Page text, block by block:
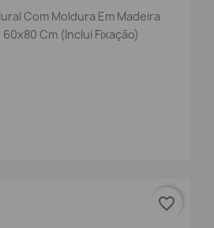
Com Moldura Em Madeira
Cm (Inclui Fixação)
favorite_border